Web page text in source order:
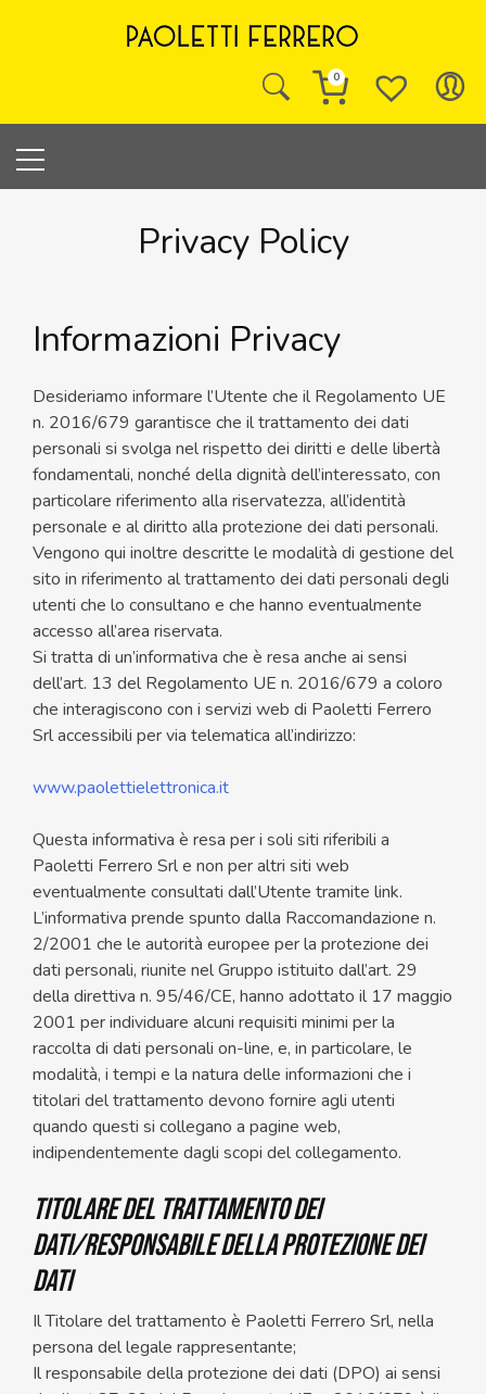
0
Privacy Policy
Informazioni Privacy
Desideriamo informare l’Utente che il Regolamento UE
n. 2016/679 garantisce che il trattamento dei dati
personali si svolga nel rispetto dei diritti e delle libertà
fondamentali, nonché della dignità dell’interessato, con
particolare riferimento alla riservatezza, all’identità
personale e al diritto alla protezione dei dati personali.
Vengono qui inoltre descritte le modalità di gestione del
sito in riferimento al trattamento dei dati personali degli
utenti che lo consultano e che hanno eventualmente
accesso all’area riservata.
Si tratta di un’informativa che è resa anche ai sensi
dell’art. 13 del Regolamento UE n. 2016/679 a coloro
che interagiscono con i servizi web di Paoletti Ferrero
Srl accessibili per via telematica all’indirizzo:
www.paolettielettronica.it
Questa informativa è resa per i soli siti riferibili a
Paoletti Ferrero Srl e non per altri siti web
eventualmente consultati dall’Utente tramite link.
L’informativa prende spunto dalla Raccomandazione n.
2/2001 che le autorità europee per la protezione dei
dati personali, riunite nel Gruppo istituito dall’art. 29
della direttiva n. 95/46/CE, hanno adottato il 17 maggio
2001 per individuare alcuni requisiti minimi per la
raccolta di dati personali on-line, e, in particolare, le
modalità, i tempi e la natura delle informazioni che i
titolari del trattamento devono fornire agli utenti
quando questi si collegano a pagine web,
indipendentemente dagli scopi del collegamento.
TITOLARE DEL TRATTAMENTO DEI
DATI/RESPONSABILE DELLA PROTEZIONE DEI
DATI
Il Titolare del trattamento è Paoletti Ferrero Srl, nella
persona del legale rappresentante;
Il responsabile della protezione dei dati (DPO) ai sensi